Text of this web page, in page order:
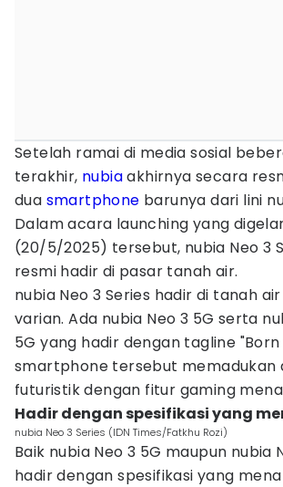
Setelah ramai di media sosial
terakhir, nubiaakhirnya secara
dua smartphone barunya dari lini
Dalam acara launching yang
(20/5/2025) tersebut, nubia Neo 3
resmi hadir di pasar tanah air.
nubia Neo 3 Series hadir di tanah
varian. Ada nubia Neo 3 5G serta
5G yang hadir dengan tagline "Born
smartphone tersebut memadukan
futuristik dengan fitur gaming
Hadir dengan spesifikasi yang
nubia Neo 3 Series (IDN Times/Fatkhu Rozi)
Baik nubia Neo 3 5G maupun nubia
hadir dengan spesifikasi yang